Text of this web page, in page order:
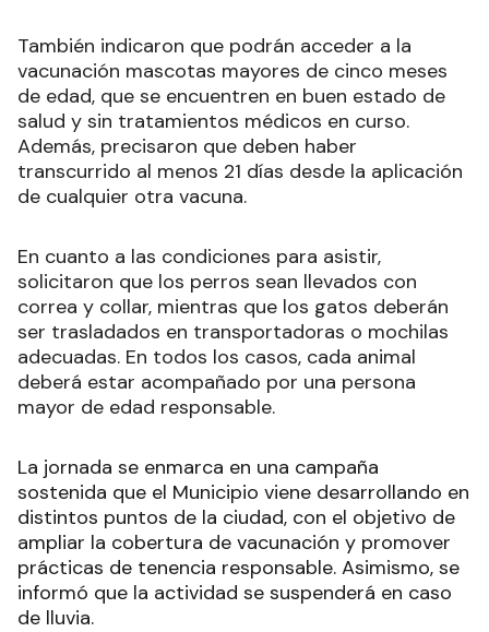
También indicaron que podrán acceder a la
vacunación mascotas mayores de cinco meses
de edad, que se encuentren en buen estado de
salud y sin tratamientos médicos en curso.
Además, precisaron que deben haber
transcurrido al menos 21 días desde la aplicación
de cualquier otra vacuna.
En cuanto a las condiciones para asistir,
solicitaron que los perros sean llevados con
correa y collar, mientras que los gatos deberán
ser trasladados en transportadoras o mochilas
adecuadas. En todos los casos, cada animal
deberá estar acompañado por una persona
mayor de edad responsable.
La jornada se enmarca en una campaña
sostenida que el Municipio viene desarrollando en
distintos puntos de la ciudad, con el objetivo de
ampliar la cobertura de vacunación y promover
prácticas de tenencia responsable. Asimismo, se
informó que la actividad se suspenderá en caso
de lluvia.